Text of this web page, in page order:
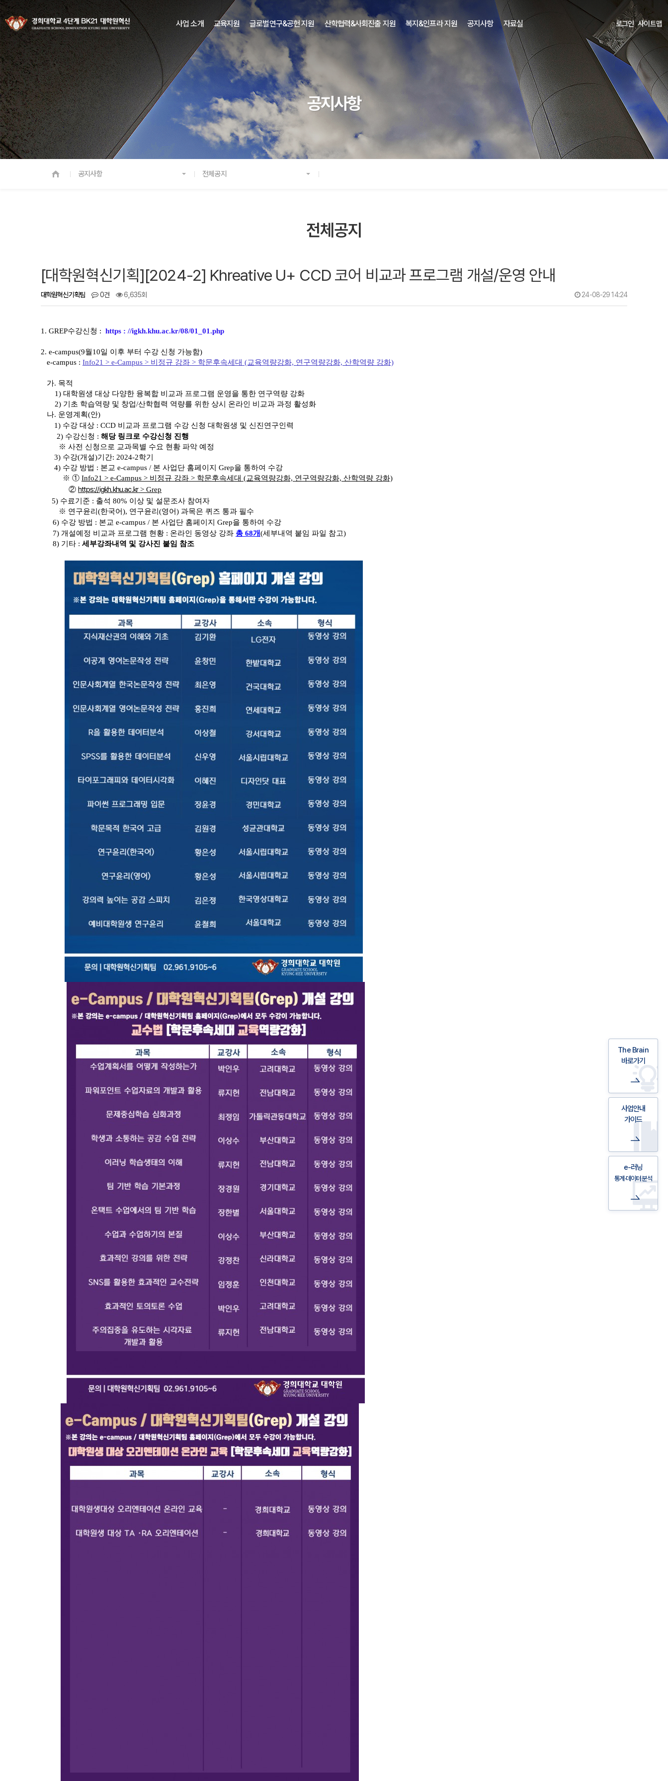
사업 소개 교육지원 글로벌연구&공헌 지원 산학협력&사회진출 지원 복지&인프라 지원 공지사항 자료실 로그인 사이트맵
공지사항
공지사항 전체공지
전체공지
[대학원혁신기획][2024-2] Khreative U+ CCD 코어 비교과 프로그램 개설/운영 안내
대학원혁신기획팀 0건 6,635회 24-08-29 14:24
1. GREP수강신청 : https : //igkh.khu.ac.kr/08/01_01.php
2. e-campus(9월10일 이후 부터 수강 신청 가능함)
e-campus : Info21 > e-Campus > 비정규 강좌 > 학문후속세대 (교육역량강화, 연구역량강화, 산학역량 강화)
가. 목적
1) 대학원생 대상 다양한 융복합 비교과 프로그램 운영을 통한 연구역량 강화
2) 기초 학습역량 및 창업/산학협력 역량를 위한 상시 온라인 비교과 과정 활성화
나. 운영계획(안)
1) 수강 대상 : CCD 비교과 프로그램 수강 신청 대학원생 및 신진연구인력
2) 수강신청 : 해당 링크로 수강신청 진행
※ 사전 신청으로 교과목별 수요 현황 파악 예정
3) 수강(개설)기간: 2024-2학기
4) 수강 방법 : 본교 e-campus / 본 사업단 홈페이지 Grep을 통하여 수강
※ ① Info21 > e-Campus > 비정규 강좌 > 학문후속세대 (교육역량강화, 연구역량강화, 산학역량 강화)
② https://igkh.khu.ac.kr> Grep
5) 수료기준 : 출석 80% 이상 및 설문조사 참여자
※ 연구윤리(한국어), 연구윤리(영어) 과목은 퀴즈 통과 필수
6) 수강 방법 : 본교 e-campus / 본 사업단 홈페이지 Grep을 통하여 수강
7) 개설예정 비교과 프로그램 현황 : 온라인 동영상 강좌 총 68개(세부내역 붙임 파일 참고)
8) 기타 : 세부강좌내역 및 강사진 붙임 참조
The Brain
바로가기
사업안내
가이드
e-러닝
통계·데이터 분석